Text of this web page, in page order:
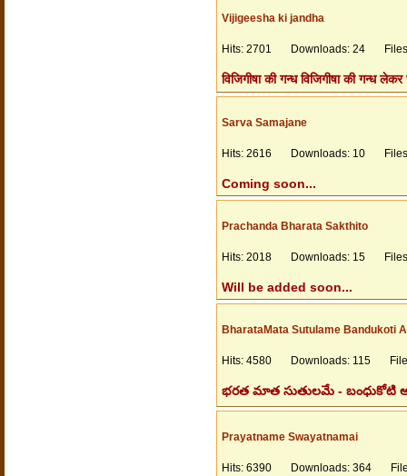
Vijigeesha ki jandha
Hits: 2701 Downloads: 24
विजिगीषा की गन्ध विजिगीषा की गन्ध
Sarva Samajane
Hits: 2616 Downloads: 10
Coming soon...
Prachanda Bharata Sakthito
Hits: 2018 Downloads: 15
Will be added soon...
BharataMata Sutulame Bandukoti
Hits: 4580 Downloads: 115
భరత మాత సుతులమే - బంధుకోటి
Prayatname Swayatnamai
Hits: 6390 Downloads: 364